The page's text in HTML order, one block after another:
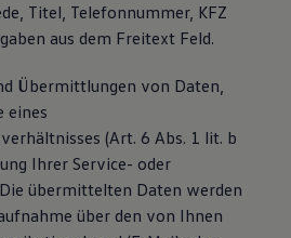
Titel, Telefonnummer, KFZ
aus dem Freitext Feld.
Übermittlungen von Daten,
eines
(Art. 6 Abs. 1 lit. b
Ihrer Service- oder
übermittelten Daten werden
über den von Ihnen